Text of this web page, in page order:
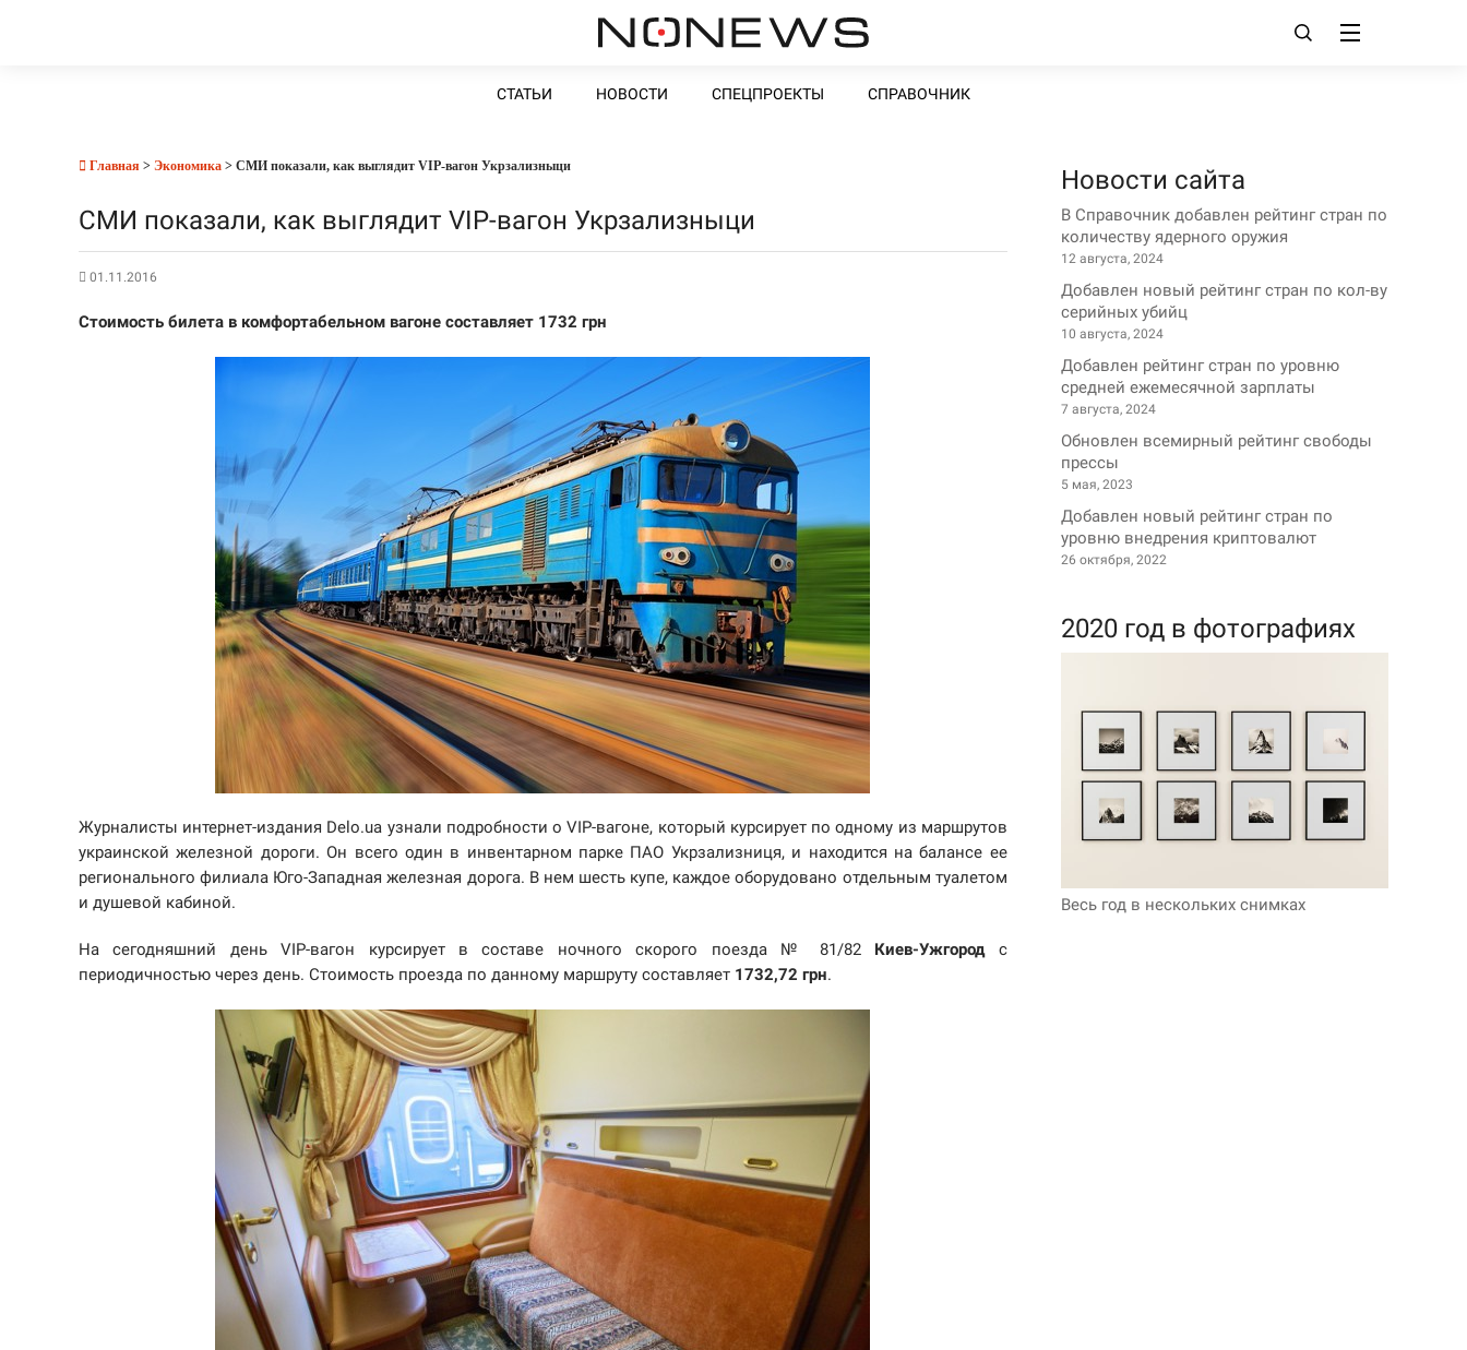
СТАТЬИ НОВОСТИ СПЕЦПРОЕКТЫ СПРАВОЧНИК
Главная > Экономика > СМИ показали, как выглядит VIP-вагон Укрзализныци
СМИ показали, как выглядит VIP-вагон Укрзализныци
01.11.2016
Стоимость билета в комфортабельном вагоне составляет 1732 грн
Журналисты интернет-издания Delo.ua узнали подробности о VIP-вагоне, который курсирует по одному из маршрутов
украинской железной дороги. Он всего один в инвентарном парке ПАО Укрзализниця, и находится на балансе ее
регионального филиала Юго-Западная железная дорога. В нем шесть купе, каждое оборудовано отдельным туалетом
и душевой кабиной.
На сегодняшний день VIP-вагон курсирует в составе ночного скорого поезда № 81/82 Киев-Ужгородс
периодичностью через день. Стоимость проезда по данному маршруту составляет 1732,72 грн.
Новости сайта
В Справочник добавлен рейтинг стран по
количеству ядерного оружия
12 августа, 2024
Добавлен новый рейтинг стран по кол-ву
серийных убийц
10 августа, 2024
Добавлен рейтинг стран по уровню
средней ежемесячной зарплаты
7 августа, 2024
Обновлен всемирный рейтинг свободы
прессы
5 мая, 2023
Добавлен новый рейтинг стран по
уровню внедрения криптовалют
26 октября, 2022
2020 год в фотографиях
Весь год в нескольких снимках